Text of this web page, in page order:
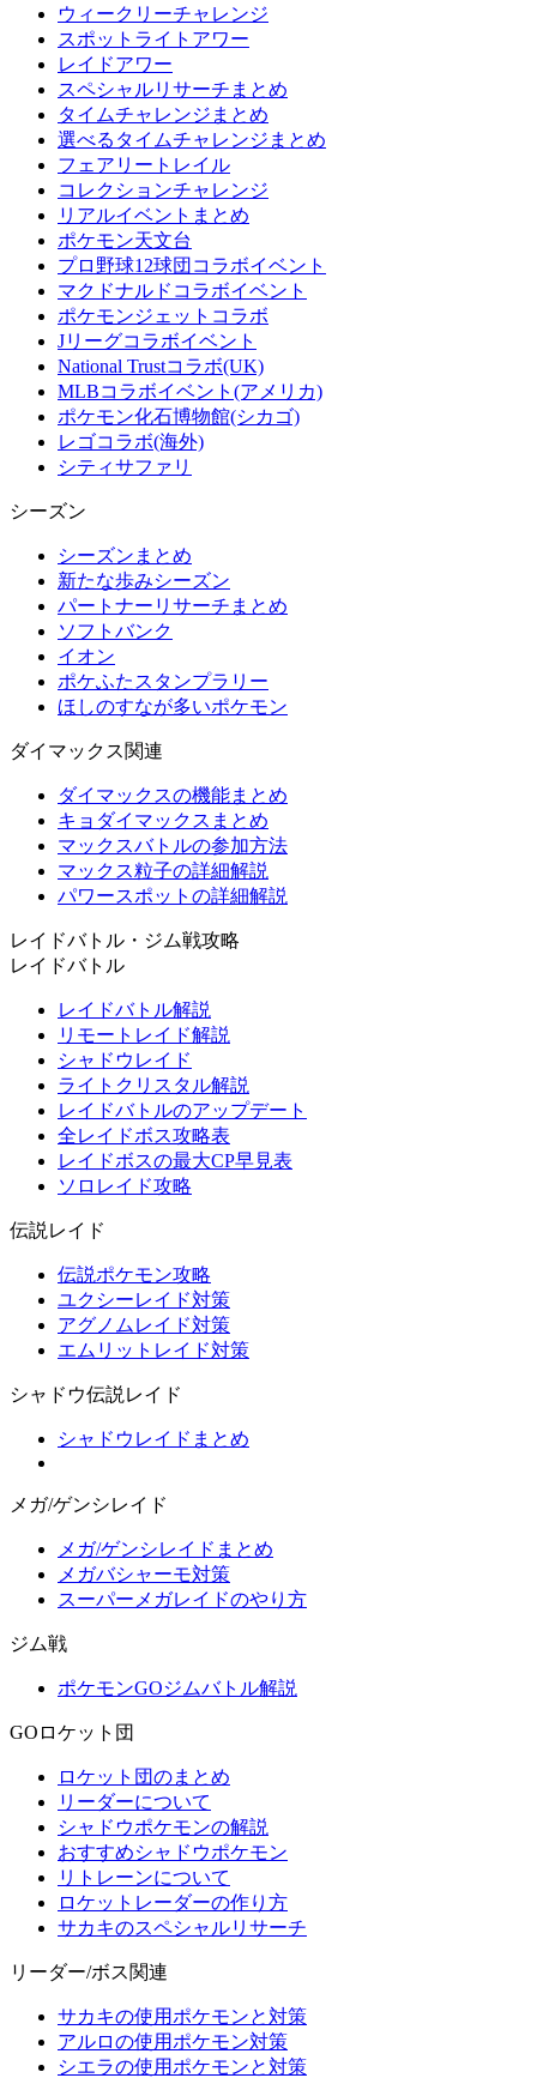
ウィークリーチャレンジ
スポットライトアワー
レイドアワー
スペシャルリサーチまとめ
タイムチャレンジまとめ
選べるタイムチャレンジまとめ
フェアリートレイル
コレクションチャレンジ
リアルイベントまとめ
ポケモン天文台
プロ野球12球団コラボイベント
マクドナルドコラボイベント
ポケモンジェットコラボ
Jリーグコラボイベント
National Trustコラボ(UK)
MLBコラボイベント(アメリカ)
ポケモン化石博物館(シカゴ)
レゴコラボ(海外)
シティサファリ
シーズン
シーズンまとめ
新たな歩みシーズン
パートナーリサーチまとめ
ソフトバンク
イオン
ポケふたスタンプラリー
ほしのすなが多いポケモン
ダイマックス関連
ダイマックスの機能まとめ
キョダイマックスまとめ
マックスバトルの参加方法
マックス粒子の詳細解説
パワースポットの詳細解説
レイドバトル・ジム戦攻略
レイドバトル
レイドバトル解説
リモートレイド解説
シャドウレイド
ライトクリスタル解説
レイドバトルのアップデート
全レイドボス攻略表
レイドボスの最大CP早見表
ソロレイド攻略
伝説レイド
伝説ポケモン攻略
ユクシーレイド対策
アグノムレイド対策
エムリットレイド対策
シャドウ伝説レイド
シャドウレイドまとめ
メガ/ゲンシレイド
メガ/ゲンシレイドまとめ
メガバシャーモ対策
スーパーメガレイドのやり方
ジム戦
ポケモンGOジムバトル解説
GOロケット団
ロケット団のまとめ
リーダーについて
シャドウポケモンの解説
おすすめシャドウポケモン
リトレーンについて
ロケットレーダーの作り方
サカキのスペシャルリサーチ
リーダー/ボス関連
サカキの使用ポケモンと対策
アルロの使用ポケモン対策
シエラの使用ポケモンと対策